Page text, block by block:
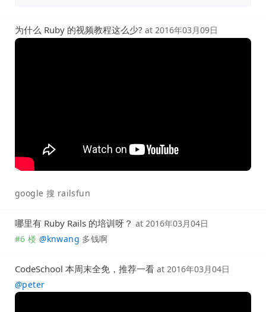
为什么 Ruby 的视频教程这么少? at 2016年03月09日
google 搜 railsfun
哪里有 Ruby Rails 的培训呀？ at 2016年03月04日
#6 楼 @knwang 多钱啊
CodeSchool 本周末全免，推荐一看 at 2016年03月04日
@peter